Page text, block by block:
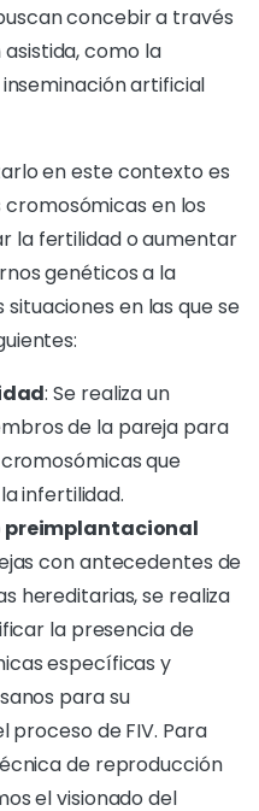
concebir a través
como la
artificial
en este contexto es
en los
la fertilidad o aumentar
genéticos a la
en las que se
: Se realiza un
de la pareja para
que
infertilidad.
preimplantacional
con antecedentes de
hereditarias, se realiza
la presencia de
específicas y
para su
de FIV. Para
de reproducción
el visionado del